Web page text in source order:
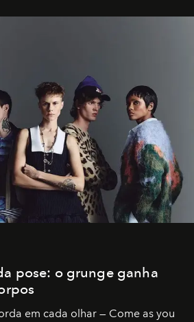
pose: o grunge ganha
em cada olhar — Come as you